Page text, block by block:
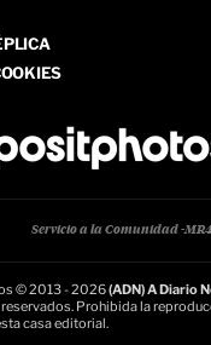
Servicio a la Comunidad -
© 2013 - 2026(ADN) A Diario
Prohibida la
casa editorial.